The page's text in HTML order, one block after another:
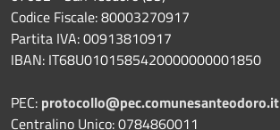
Codice Fiscale: 80003270917
Partita IVA: 00913810917
IBAN: IT68U0101585420000000001850
PEC: protocollo@pec.comunesanteodoro.it
Centralino Unico: 0784860011